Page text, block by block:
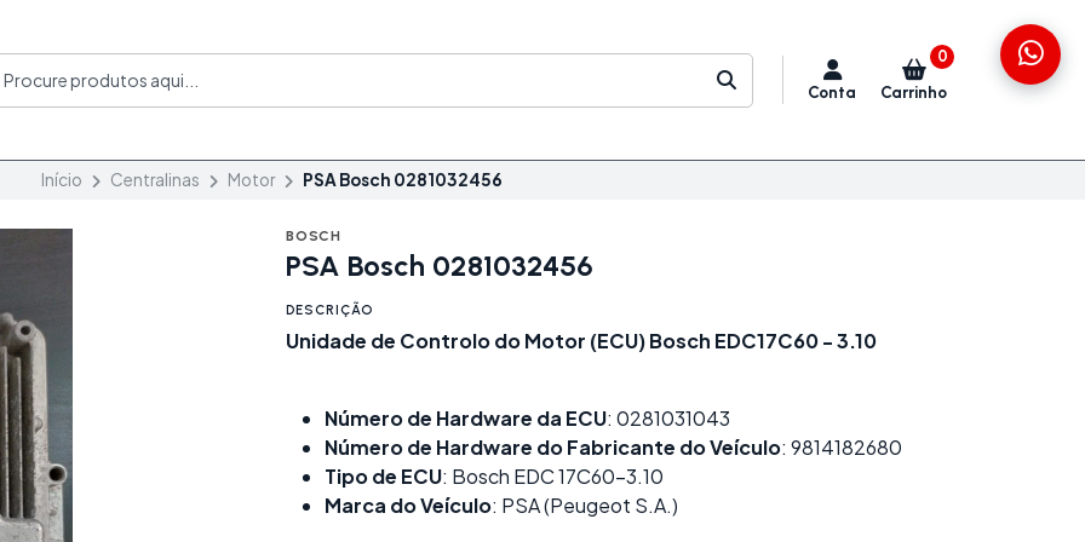
Conta
0
Carrinho
Início Centralinas Motor PSA Bosch 0281032456
BOSCH
PSA Bosch 0281032456
DESCRIÇÃO
Unidade de Controlo do Motor (ECU) Bosch EDC17C60 - 3.10
Número de Hardware da ECU: 0281031043
Número de Hardware do Fabricante do Veículo: 9814182680
Tipo de ECU: Bosch EDC 17C60-3.10
Marca do Veículo: PSA (Peugeot S.A.)